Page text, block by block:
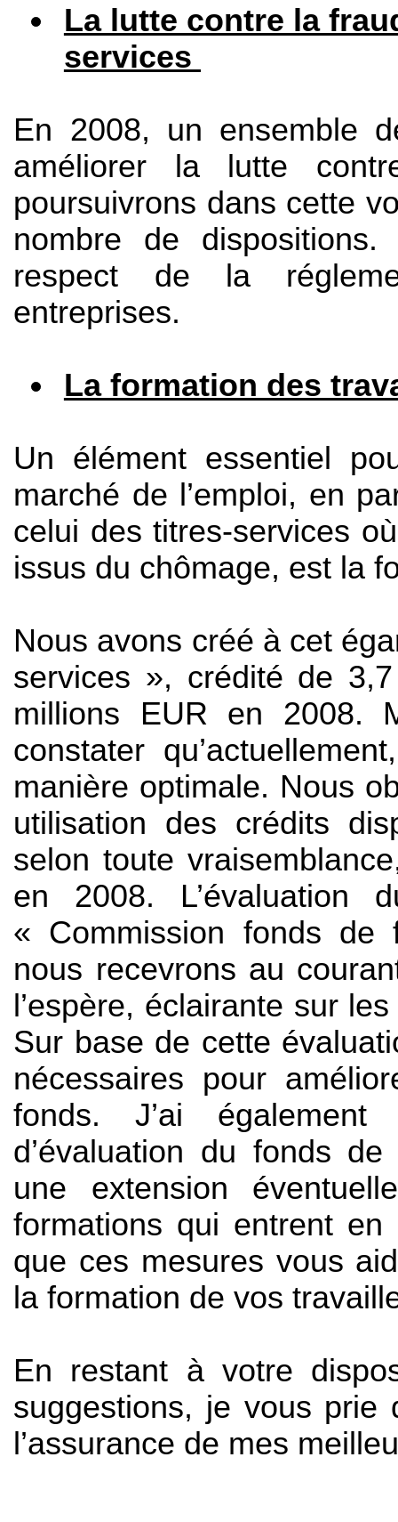
La lutte contre la
services
En 2008, un ensemble
améliorer la lutte
poursuivrons dans cette
nombre de
respect de la
entreprises.
La formation des
Un élément essentiel
marché de l’emploi, en
celui des titres-services
issus du chômage, est la
Nous avons créé à cet
services », crédité de
millions EUR en 2008.
constater
manière optimale. Nous
utilisation des crédits
selon toute
en 2008. L’évaluation
« Commission fonds de
nous recevrons au
l’espère, éclairante sur
Sur base de cette
nécessaires pour
fonds. J’ai
d’évaluation du fonds
une extension
formations qui entrent en
que ces mesures vous
la formation de vos
En restant à votre
suggestions, je vous prie
l’assurance de mes